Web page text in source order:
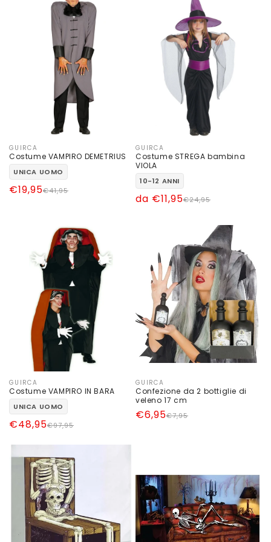
Produttore:
GUIRCA
Costume VAMPIRO DEMETRIUS
UNICA UOMO
Prezzo€41,95
Prezzo
€19,95
Produttore:
GUIRCA
Costume STREGA bambina
VIOLA
10-12 ANNI
Prezzo
€24,95
Prezzo
da €11,95
Produttore:
GUIRCA
Costume VAMPIRO IN BARA
UNICA UOMO
Prezzo
listino
€97,95
Prezzo
€48,95
Produttore:
GUIRCA
Confezione da 2 bottiglie di
veleno 17 cm
Prezzo€7,95
Prezzo
€6,95